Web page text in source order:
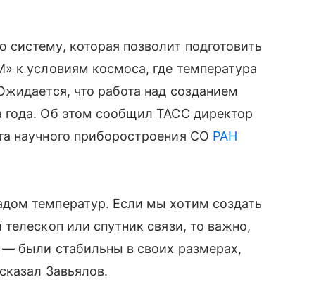
которая позволит подготовить
к условиям космоса, где температура
что работа над созданием
Об этом сообщил ТАСС директор
научного приборостроения СО РАН
температур. Если мы хотим создать
или спутник связи, то важно,
были стабильны в своих размерах,
Завьялов.